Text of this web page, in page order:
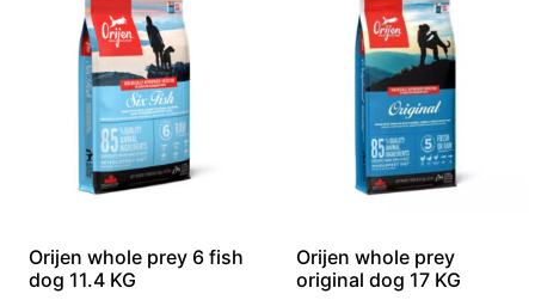
Orijen whole prey 6 fish
dog 11.4 KG
Orijen whole prey
original dog 17 KG